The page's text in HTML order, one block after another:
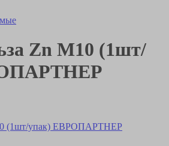
Zn M10 (1шт/